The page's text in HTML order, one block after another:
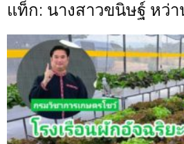
แท็ก: นางสาวขนิษฐ์ หว่